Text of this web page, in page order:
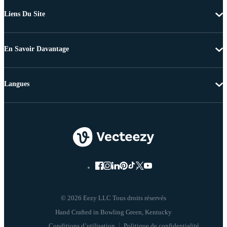
Liens Du Site
En Savoir Davantage
© 2026 Eezy LLC Tous droits réservés
Langues